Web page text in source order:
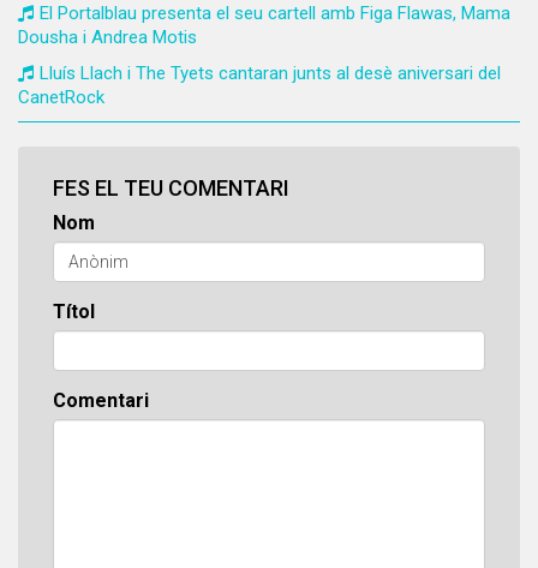
El Portalblau presenta el seu cartell amb Figa Flawas, Mama
Dousha i Andrea Motis
Lluís Llach i The Tyets cantaran junts al desè aniversari del
CanetRock
FES EL TEU COMENTARI
Nom
Títol
Comentari